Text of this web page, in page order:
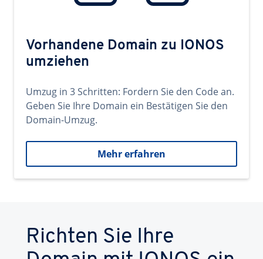
Vorhandene Domain zu IONOS
umziehen
Umzug in 3 Schritten: Fordern Sie den Code an.
Geben Sie Ihre Domain ein Bestätigen Sie den
Domain-Umzug.
Mehr erfahren
Richten Sie Ihre